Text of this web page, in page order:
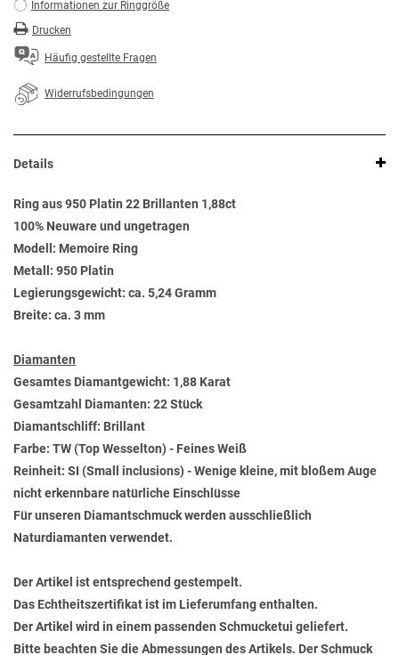
Informationen zur Ringgröße
Drucken
Häufig gestellte Fragen
Widerrufsbedingungen
Details
Ring aus 950 Platin 22 Brillanten 1,88ct
100% Neuware und ungetragen
Modell: Memoire Ring
Metall: 950 Platin
Legierungsgewicht: ca. 5,24 Gramm
Breite: ca. 3 mm
Diamanten
Gesamtes Diamantgewicht: 1,88 Karat
Gesamtzahl Diamanten: 22 Stück
Diamantschliff: Brillant
Farbe: TW (Top Wesselton) - Feines Weiß
Reinheit: SI (Small inclusions) - Wenige kleine, mit bloßem Auge
nicht erkennbare natürliche Einschlüsse
Für unseren Diamantschmuck werden ausschließlich
Naturdiamanten verwendet.
Der Artikel ist entsprechend gestempelt.
Das Echtheitszertifikat ist im Lieferumfang enthalten.
Der Artikel wird in einem passenden Schmucketui geliefert.
Bitte beachten Sie die Abmessungen des Artikels. Der Schmuck